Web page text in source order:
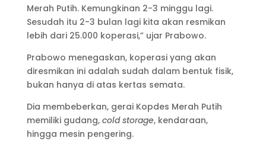
Merah Putih. Kemungkinan 2-3 minggu lagi.
Sesudah itu 2-3 bulan lagi kita akan resmikan
lebih dari 25.000 koperasi,” ujar Prabowo.
Prabowo menegaskan, koperasi yang akan
diresmikan ini adalah sudah dalam bentuk fisik,
bukan hanya di atas kertas semata.
Dia membeberkan, gerai Kopdes Merah Putih
memiliki gudang, cold storage, kendaraan,
hingga mesin pengering.